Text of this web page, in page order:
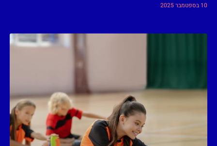
10 בספטמבר 2025